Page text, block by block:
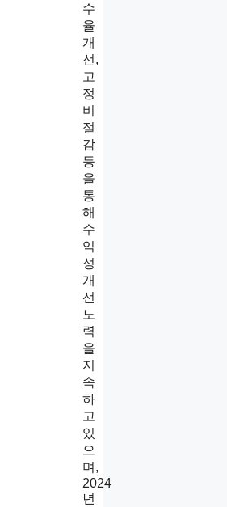
수
율
개
선,
고
정
비
절
감
등
을
통
해
수
익
성
개
선
노
력
을
지
속
하
고
있
으
며,
2024
년